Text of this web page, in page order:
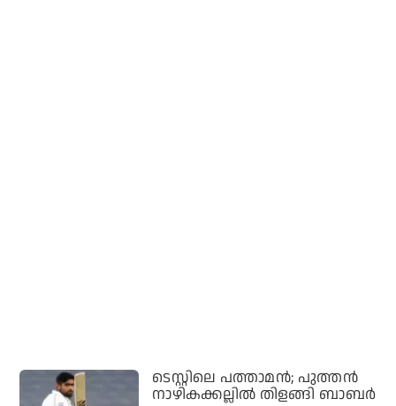
ടെസ്റ്റിലെ പത്താമന്‍; പുത്തന്‍
നാഴികക്കല്ലില്‍ തിളങ്ങി ബാബര്‍